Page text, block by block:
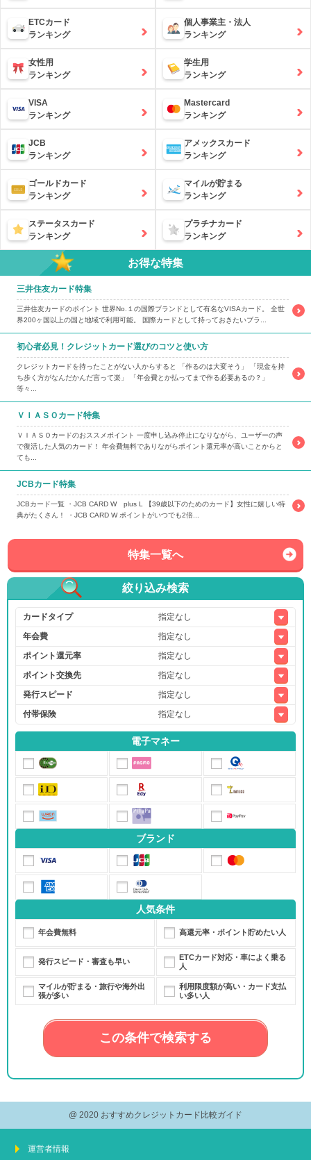
ETCカード
ランキング
個人事業主・法人
ランキング
女性用
ランキング
学生用
ランキング
VISA
ランキング
Mastercard
ランキング
JCB
ランキング
アメックスカード
ランキング
ゴールドカード
ランキング
マイルが貯まる
ランキング
ステータスカード
ランキング
プラチナカード
ランキング
お得な特集
三井住友カード特集
三井住友カードのポイント 世界No.１の国際ブランドとして有名なVISAカード。 全世
界200ヶ国以上の国と地域で利用可能。 国際カードとして持っておきたいブラ...
初心者必見！クレジットカード選びのコツと使い方
クレジットカードを持ったことがない人からすると 「作るのは大変そう」 「現金を持
ち歩く方がなんだかんだ言って楽」 「年会費とか払ってまで作る必要あるの？」
等々...
ＶＩＡＳＯカード特集
ＶＩＡＳＯカードのおススメポイント 一度申し込み停止になりながら、ユーザーの声
で復活した人気のカード！ 年会費無料でありながらポイント還元率が高いことからと
ても...
JCBカード特集
JCBカード一覧 ・JCB CARD W plus L 【39歳以下のためのカード】女性に嬉しい特
典がたくさん！ ・JCB CARD W ポイントがいつでも2倍...
特集一覧へ
絞り込み検索
カードタイプ
年会費
ポイント還元率
ポイント交換先
発行スピード
付帯保険
電子マネー
ブランド
人気条件
年会費無料 高還元率・ポイント貯めたい人
発行スピード・審査も早い
ETCカード対応・車によく乗る
人
マイルが貯まる・旅行や海外出
張が多い
利用限度額が高い・カード支払
い多い人
この条件で検索する
@ 2020 おすすめクレジットカード比較ガイド
運営者情報